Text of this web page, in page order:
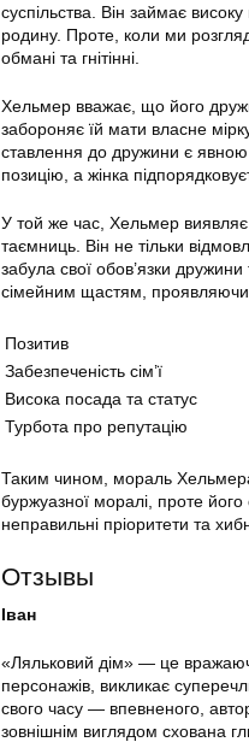
суспільства. Він займає
родину. Проте, коли ми
обмані та гнітінні.
Хельмер вважає, що його
забороняє їй мати власне
ставлення до дружини є явною
позицію, а жінка
У той же час, Хельмер виявляє
таємниць. Він не тільки
забула свої обов’язки
сімейним щастям,
Позитив
Забезпеченість сім’ї
Висока посада та статус
Турбота про репутацію
Таким чином, мораль Хельмера
буржуазної моралі, проте
неправильні пріоритети та
Отзывы
Іван
«Ляльковий дім» — це
персонажів, викликає
свого часу — впевненого,
зовнішнім виглядом схована